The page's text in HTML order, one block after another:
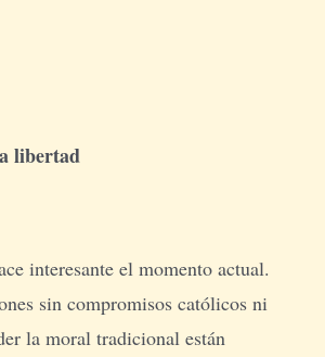
libertad
interesante el momento actual.
sin compromisos católicos ni
la moral tradicional están